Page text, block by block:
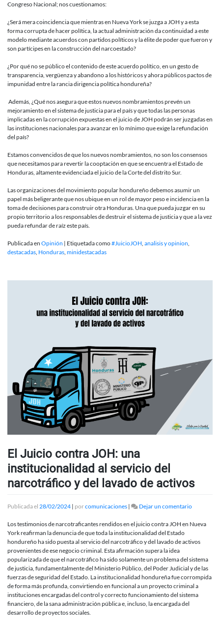
el
pacto
de
criminales
Congreso Nacional; nos cuestionamos:
¿Será mera coincidencia que mientras en Nueva York se juzga a JOH y a esta
forma corrupta de hacer política, la actual administración da continuidad a este
modelo mediante acuerdos con partidos políticos y la élite de poder que fueron y
son partícipes en la construcción del narcoestado?
¿Por qué no se público el contenido de este acuerdo político, en un gesto de
transparencia, vergüenza y abandono a los históricos y ahora públicos pactos de
impunidad entre la rancia dirigencia política hondureña?
Además, ¿Qué nos asegura que estos nuevos nombramientos prevén un
mejoramiento en el sistema de justicia para el país y que todas las personas
implicadas en la corrupción expuestas en el juicio de JOH podrán ser juzgadas en
las instituciones nacionales para avanzar en lo mínimo que exige la refundación
del país?
Estamos convencidos de que los nuevos nombramientos, no son los consensos
que necesitamos para revertir la cooptación en que se encuentra el Estado de
Honduras, altamente evidenciada el juicio de la Corte del distrito Sur.
Las organizaciones del movimiento popular hondureño debemos asumir un
papel más beligerante que nos ubique en un rol de mayor peso e incidencia en la
toma de decisiones para construir otra Honduras. Una que pueda juzgar en su
propio territorio a los responsables de destruir el sistema de justicia y que a la vez
pueda refundar de raíz este país.
Publicada en Opinión | Etiquetada como#JuicioJOH, analisis y opinion,
destacadas, Honduras, minidestacadas
El Juicio contra JOH: una
institucionalidad al servicio del
narcotráfico y del lavado de activos
Publicada el 28/02/2024 | porcomunicaciones | Dejar un comentarioen
Juicio
JOH:
al
servicio
del
Los testimonios de narcotraficantes rendidos en el juicio contra JOH en Nueva
York reafirman la denuncia de que toda la institucionalidad del Estado
hondureño ha sido puesta al servicio del narcotráfico y del lavado de activos
provenientes de ese negocio criminal. Esta afirmación supera la idea
popularizada de que el narcotráfico ha sido solamente un problema del sistema
de justicia, fundamentalmente del Ministerio Público, del Poder Judicial y de las
fuerzas de seguridad del Estado. La institucionalidad hondureña fue corrompida
de forma más profunda, convirtiendo en funcional a un proyecto criminal a
instituciones encargadas del control y correcto funcionamiento del sistema
financiero, de la sana administración pública e, incluso, la encargada del
desarrollo de proyectos sociales.